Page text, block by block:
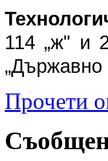
114 „ж" и
„Държавно
Прочети